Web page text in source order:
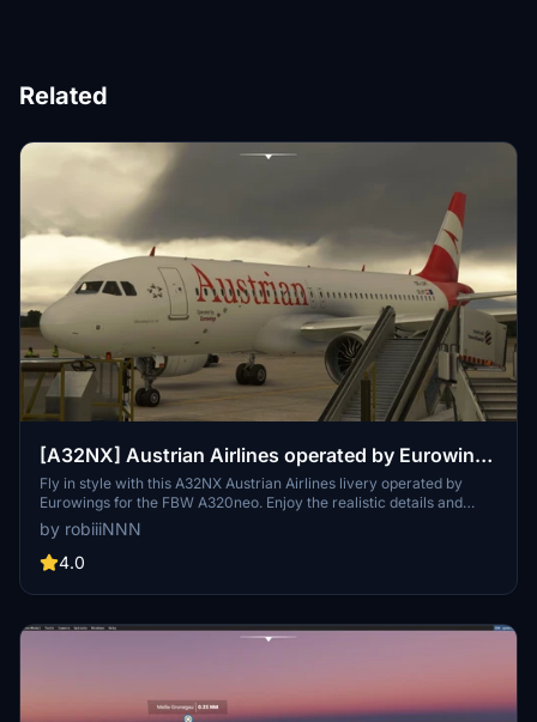
Related
[A32NX] Austrian Airlines operated by Eurowings
- FBW A320neo
Fly in style with this A32NX Austrian Airlines livery operated by
Eurowings for the FBW A320neo. Enjoy the realistic details and
accurate representation of this popular airline. Simply unzip and
drag the folder into your community folder to start your virtual
journey. Be immersed in the world of aviation with this high-quality
by robiiiNNN
4.0